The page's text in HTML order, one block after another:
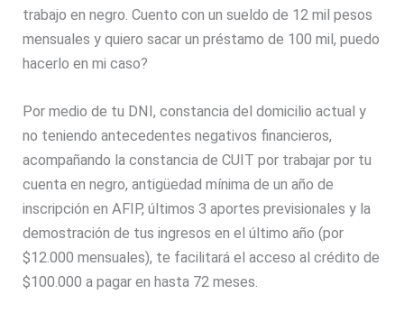
trabajo en negro. Cuento con un sueldo de 12 mil pesos
mensuales y quiero sacar un préstamo de 100 mil, puedo
hacerlo en mi caso?
Por medio de tu DNI, constancia del domicilio actual y
no teniendo antecedentes negativos financieros,
acompañando la constancia de CUIT por trabajar por tu
cuenta en negro, antigüedad mínima de un año de
inscripción en AFIP, últimos 3 aportes previsionales y la
demostración de tus ingresos en el último año (por
$12.000 mensuales), te facilitará el acceso al crédito de
$100.000 a pagar en hasta 72 meses.